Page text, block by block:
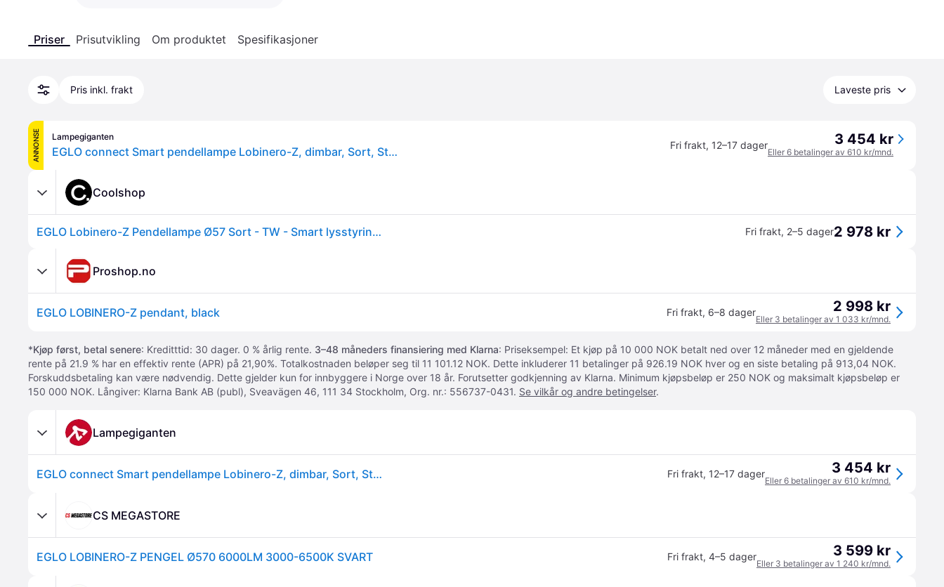
Priser Prisutvikling Om produktet Spesifikasjoner
Pris inkl. frakt Laveste pris
ANNONSE Lampegiganten
EGLO connect Smart pendellampe Lobinero-Z, dimbar, Sort, Stue / spisestue, Aluminium, Moderne Fri frakt, 12–17 dager 3 454 kr
Eller 6 betalinger av 610 kr/mnd.
Coolshop
EGLO Lobinero-Z Pendellampe Ø57 Sort - TW - Smart lysstyring med Zigbee og Bluetooth Fri frakt, 2–5 dager2 978 kr
Proshop.no
EGLO LOBINERO-Z pendant, black Fri frakt, 6–8 dager 2 998 kr
Eller 3 betalinger av 1 033 kr/mnd.
*Kjøp først, betal senere: Kreditttid: 30 dager. 0 % årlig rente. 3–48 måneders finansiering med Klarna: Priseksempel: Et kjøp på 10 000 NOK betalt ned over 12 måneder med en gjeldende
rente på 21.9 % har en effektiv rente (APR) på 21,90%. Totalkostnaden beløper seg til 11 101.12 NOK. Dette inkluderer 11 betalinger på 926.19 NOK hver og en siste betaling på 913,04 NOK.
Forskuddsbetaling kan være nødvendig. Dette gjelder kun for innbyggere i Norge over 18 år. Forutsetter godkjenning av Klarna. Minimum kjøpsbeløp er 250 NOK og maksimalt kjøpsbeløp er
150 000 NOK. Långiver: Klarna Bank AB (publ), Sveavägen 46, 111 34 Stockholm, Org. nr.: 556737-0431. Se vilkår og andre betingelser.
Lampegiganten
EGLO connect Smart pendellampe Lobinero-Z, dimbar, Sort, Stue / spisestue, Aluminium, Moderne Fri frakt, 12–17 dager 3 454 kr
Eller 6 betalinger av 610 kr/mnd.
CS MEGASTORE
EGLO LOBINERO-Z PENGEL Ø570 6000LM 3000-6500K SVART Fri frakt, 4–5 dager 3 599 kr
Eller 3 betalinger av 1 240 kr/mnd.